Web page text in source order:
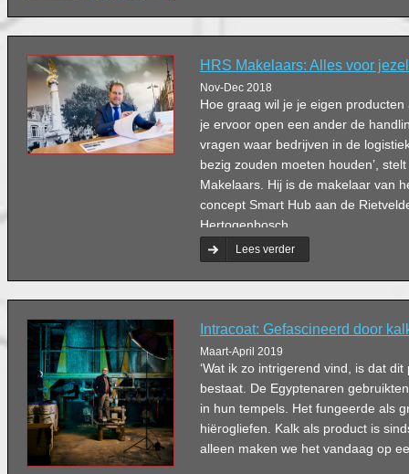
HRS Makelaars: Alles voor
Nov-Dec 2018
Hoe graag wil je je eigen
je ervoor open een ander de
vragen waar bedrijven in de
bezig zouden moeten houden’,
Makelaars. Hij is de makelaar van
concept Smart Hub aan de
Hertogenbosch.
Lees verder
Intracoat: Gefascineerd door
Maart-April 2019
‘Wat ik zo intrigerend vind, is dat
bestaat. De Egyptenaren
in hun tempels. Het fungeerde als
hiërogliefen. Kalk als product is
alleen maken we het vandaag op